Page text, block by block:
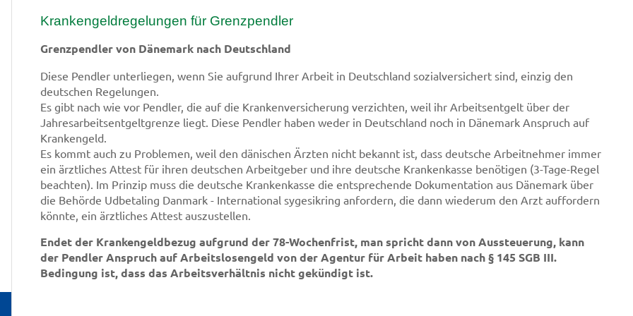
Krankengeldregelungen für Grenzpendler
Grenzpendler von Dänemark nach Deutschland
Diese Pendler unterliegen, wenn Sie aufgrund Ihrer Arbeit in Deutschland sozialversichert sind, einzig den
deutschen Regelungen.
Es gibt nach wie vor Pendler, die auf die Krankenversicherung verzichten, weil ihr Arbeitsentgelt über der
Jahresarbeitsentgeltgrenze liegt. Diese Pendler haben weder in Deutschland noch in Dänemark Anspruch auf
Krankengeld.
Es kommt auch zu Problemen, weil den dänischen Ärzten nicht bekannt ist, dass deutsche Arbeitnehmer immer
ein ärztliches Attest für ihren deutschen Arbeitgeber und ihre deutsche Krankenkasse benötigen (3-Tage-Regel
beachten). Im Prinzip muss die deutsche Krankenkasse die entsprechende Dokumentation aus Dänemark über
die Behörde Udbetaling Danmark - International sygesikring anfordern, die dann wiederum den Arzt auffordern
könnte, ein ärztliches Attest auszustellen.
Endet der Krankengeldbezug aufgrund der 78-Wochenfrist, man spricht dann von Aussteuerung, kann
der Pendler Anspruch auf Arbeitslosengeld von der Agentur für Arbeit haben nach § 145 SGB III.
Bedingung ist, dass das Arbeitsverhältnis nicht gekündigt ist.